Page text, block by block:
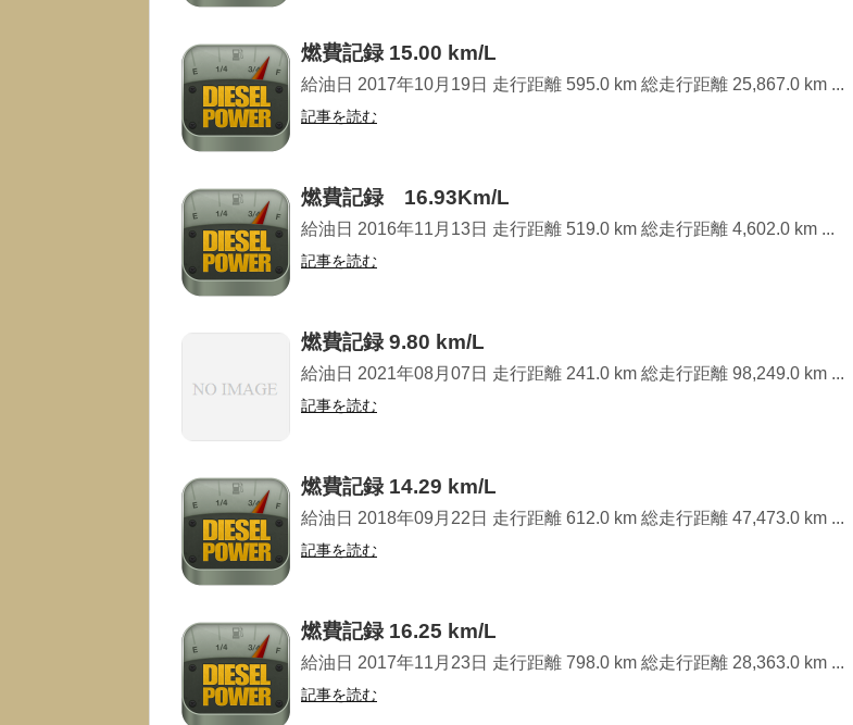
燃費記録 15.00 km/L
給油日 2017年10月19日 走行距離 595.0 km 総走行距離 25,867.0 km ...
記事を読む
燃費記録 16.93Km/L
給油日 2016年11月13日 走行距離 519.0 km 総走行距離 4,602.0 km ...
記事を読む
燃費記録 9.80 km/L
給油日 2021年08月07日 走行距離 241.0 km 総走行距離 98,249.0 km ...
記事を読む
燃費記録 14.29 km/L
給油日 2018年09月22日 走行距離 612.0 km 総走行距離 47,473.0 km ...
記事を読む
燃費記録 16.25 km/L
給油日 2017年11月23日 走行距離 798.0 km 総走行距離 28,363.0 km ...
記事を読む